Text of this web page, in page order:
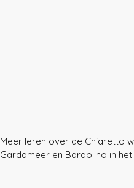
Meer leren over de Chiaretto
Gardameer en Bardolino in